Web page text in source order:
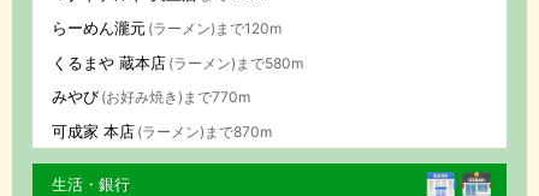
らーめん瀧元 (ラーメン)まで120m
くるまや 蔵本店 (ラーメン)まで580m
みやび (お好み焼き)まで770m
可成家 本店 (ラーメン)まで870m
生活・銀行